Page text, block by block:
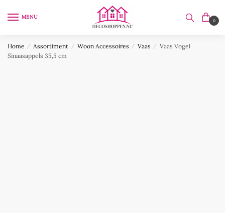
MENU
0
Home / Assortiment / Woon Accessoires / Vaas / Vaas Vogel
Sinaasappels 35,5 cm